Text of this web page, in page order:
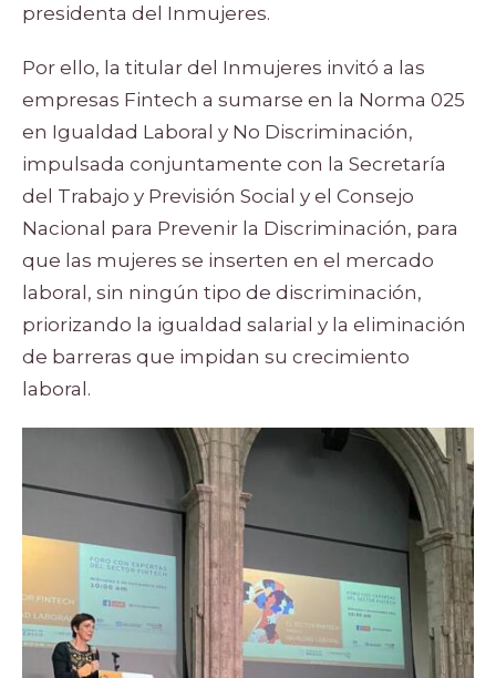
presidenta del Inmujeres.
Por ello, la titular del Inmujeres invitó a las
empresas Fintech a sumarse en la Norma 025
en Igualdad Laboral y No Discriminación,
impulsada conjuntamente con la Secretaría
del Trabajo y Previsión Social y el Consejo
Nacional para Prevenir la Discriminación, para
que las mujeres se inserten en el mercado
laboral, sin ningún tipo de discriminación,
priorizando la igualdad salarial y la eliminación
de barreras que impidan su crecimiento
laboral.